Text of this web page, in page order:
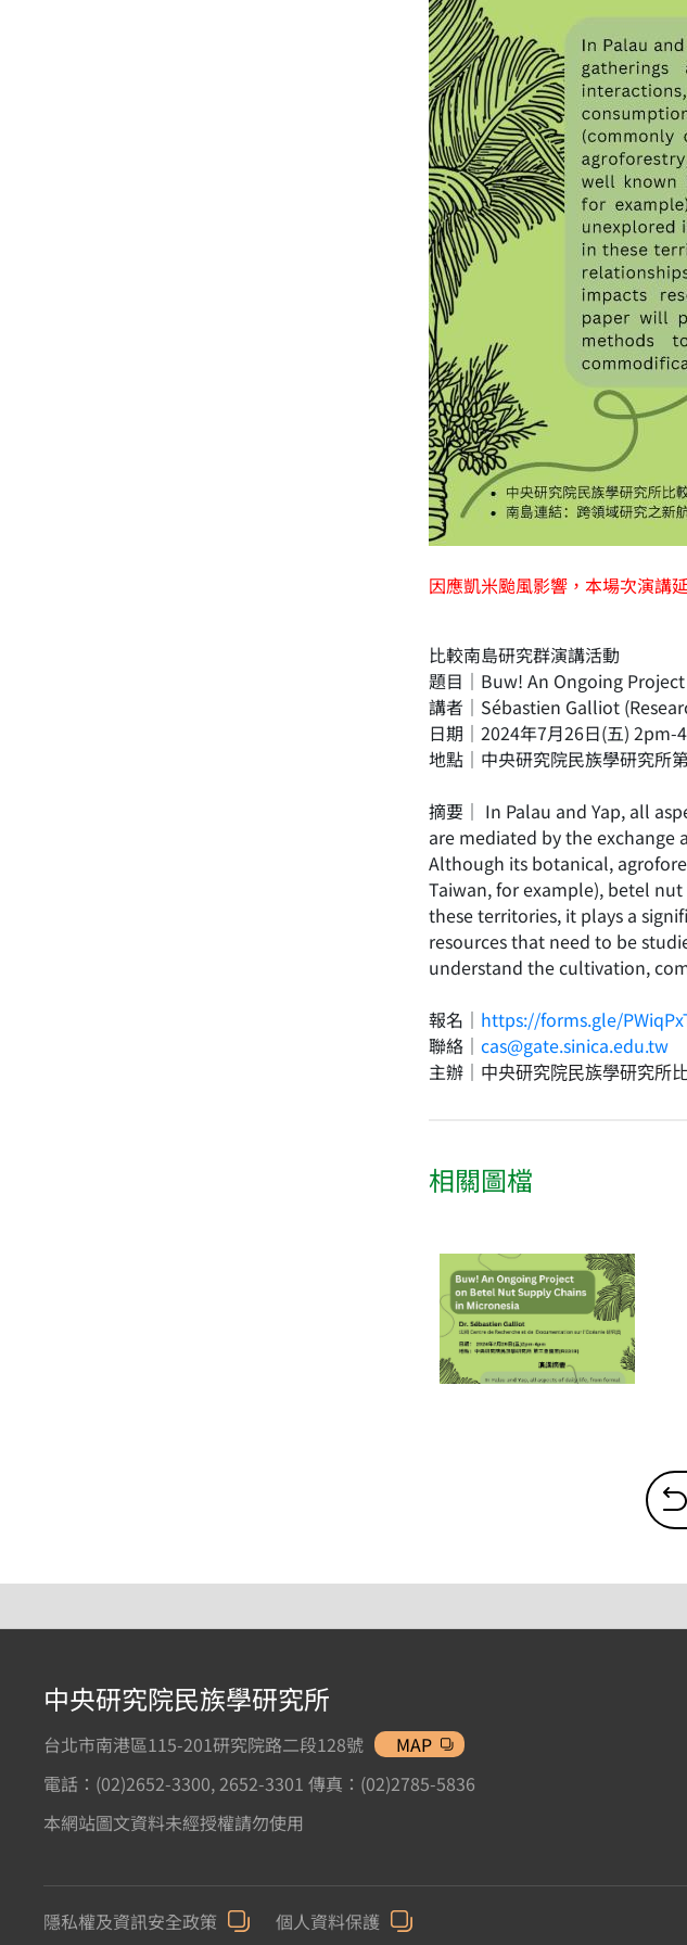
因應凱米颱風影響，本場次演講
比較南島研究群演講活動
題目｜Buw! An Ongoing
講者｜Sébastien Galliot
日期｜2024年7月26日(五) 2pm-
地點｜中央研究院民族學研究所
摘要｜ In Palau and Yap, all
are mediated by the
Although its botanical,
Taiwan, for example), betel
these territories, it plays a
resources that need to be
understand the cultivation,
報名｜ https://forms.gle/
聯絡｜cas@gate.sinica.edu.tw
主辦｜ 中央研究院⺠族學研究所
相關圖檔
中央研究院民族學研究所
台北市南港區115-201研究院路二段128號
MAP
電話：(02)2652-3300, 2652-3301 傳真：(02)2785-5836
本網站圖文資料未經授權請勿使用
隱私權及資訊安全政策 個人資料保護